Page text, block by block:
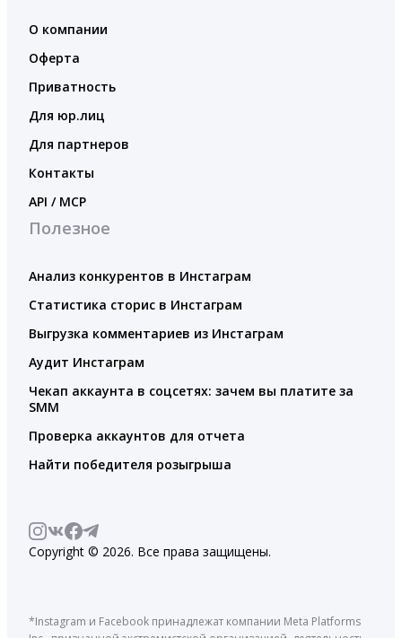
О компании
Оферта
Приватность
Для юр.лиц
Для партнеров
Контакты
API / MCP
Полезное
Анализ конкурентов в Инстаграм
Статистика сторис в Инстаграм
Выгрузка комментариев из Инстаграм
Аудит Инстаграм
Чекап аккаунта в соцсетях: зачем вы платите за
SMM
Проверка аккаунтов для отчета
Найти победителя розыгрыша
Copyright © 2026. Все права защищены.
*Instagram и Facebook принадлежат компании Meta Platforms